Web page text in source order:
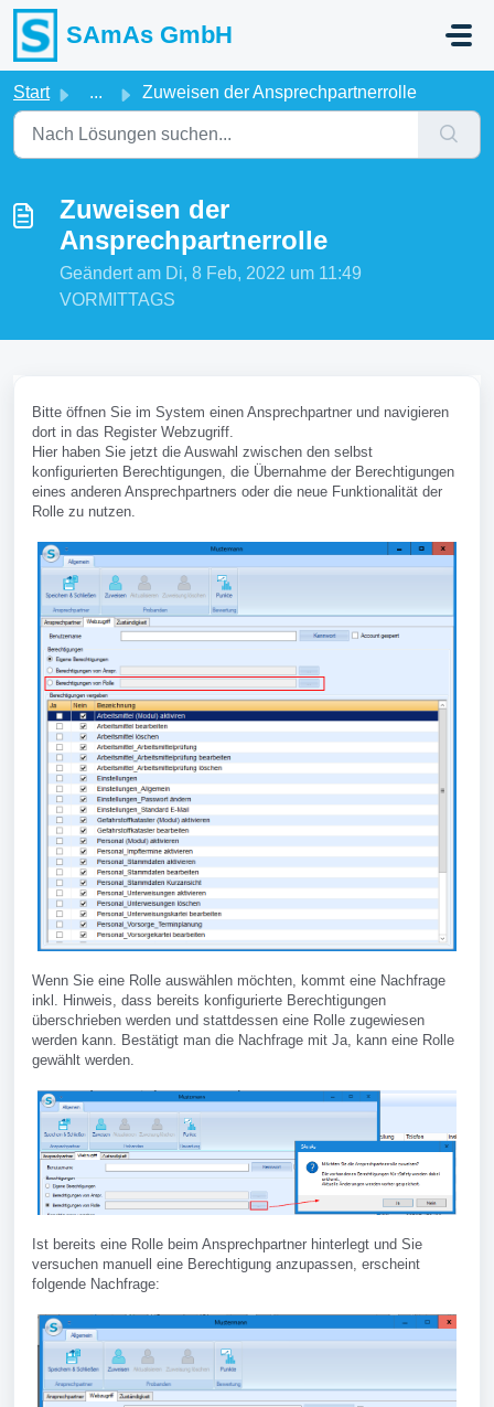
Zum hauptsächlichen Inhalt gehen
SAmAs GmbH
Start ... Zuweisen der Ansprechpartnerrolle
Zuweisen der
Ansprechpartnerrolle
Geändert am Di, 8 Feb, 2022 um 11:49
VORMITTAGS
Bitte öffnen Sie im System einen Ansprechpartner und navigieren
dort in das Register Webzugriff.
Hier haben Sie jetzt die Auswahl zwischen den selbst
konfigurierten Berechtigungen, die Übernahme der Berechtigungen
eines anderen Ansprechpartners oder die neue Funktionalität der
Rolle zu nutzen.
Wenn Sie eine Rolle auswählen möchten, kommt eine Nachfrage
inkl. Hinweis, dass bereits konfigurierte Berechtigungen
überschrieben werden und stattdessen eine Rolle zugewiesen
werden kann. Bestätigt man die Nachfrage mit Ja, kann eine Rolle
gewählt werden.
Ist bereits eine Rolle beim Ansprechpartner hinterlegt und Sie
versuchen manuell eine Berechtigung anzupassen, erscheint
folgende Nachfrage: